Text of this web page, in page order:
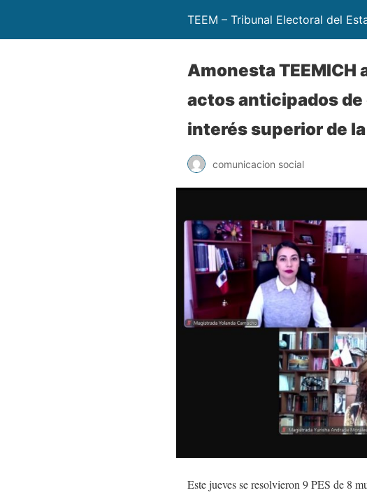
TEEM – Tribunal Electoral del
Amonesta
actos anticipados de
interés superior de
comunicacion social
Estejueves se resolvieron 9 PES de 8